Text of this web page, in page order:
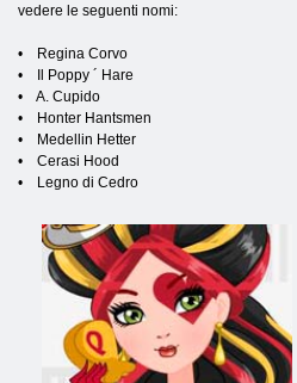
vedere le seguenti nomi:
• Regina Corvo
• Il Poppy ´ Hare
• A. Cupido
• Honter Hantsmen
• Medellin Hetter
• Cerasi Hood
• Legno di Cedro